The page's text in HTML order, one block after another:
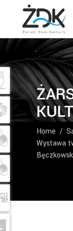
Home /
Wystawa